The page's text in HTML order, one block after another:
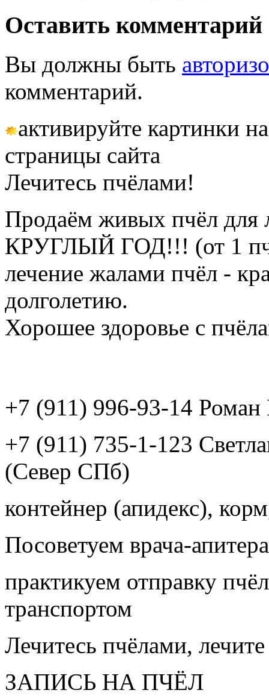
Оставить комментарий
Вы должны быть
комментарий.
активируйте картинки
страницы сайта
Лечитесь пчёлами!
Продаём живых пчёл для
КРУГЛЫЙ ГОД!!! (от 1
лечение жалами пчёл -
долголетию.
Хорошее здоровье с
+7 (911) 996-93-14
+7 (911) 735-1-123
(Север СПб)
контейнер (апидекс),
Посоветуем врача-
практикуем отправку
транспортом
Лечитесь пчёлами,
ЗАПИСЬ НА ПЧЁЛ